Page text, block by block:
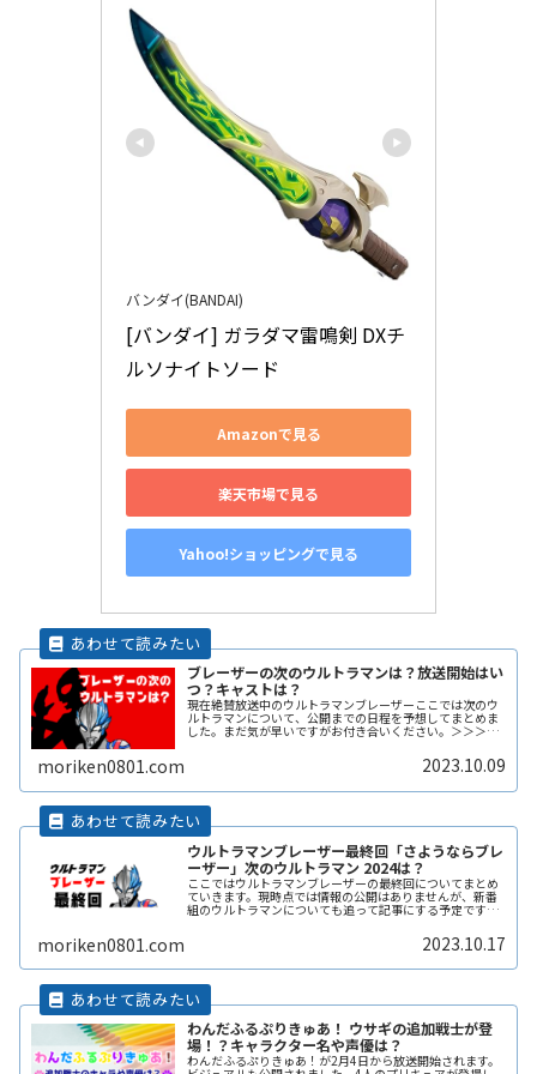
バンダイ(BANDAI)
[バンダイ] ガラダマ雷鳴剣 DXチ
ルソナイトソード
Amazonで見る
楽天市場で見る
Yahoo!ショッピングで見る
ブレーザーの次のウルトラマンは？放送開始はい
つ？キャストは？
現在絶賛放送中のウルトラマンブレーザーここでは次のウ
ルトラマンについて、公開までの日程を予想してまとめま
した。まだ気が早いですがお付き合いください。＞＞＞メ
の次のウルトラマン 商標登録情報ReadMore...
moriken0801.com 2023.10.09
ウルトラマンブレーザー最終回「さようならブレ
ーザー」次のウルトラマン 2024は？
ここではウルトラマンブレーザーの最終回についてまとめ
ていきます。現時点では情報の公開はありませんが、新番
組のウルトラマンについても追って記事にする予定です。
moriken0801.com 2023.10.17
わんだふるぷりきゅあ！ ウサギの追加戦士が登
場！？キャラクター名や声優は？
わんだふるぷりきゅあ！が2月4日から放送開始されます。